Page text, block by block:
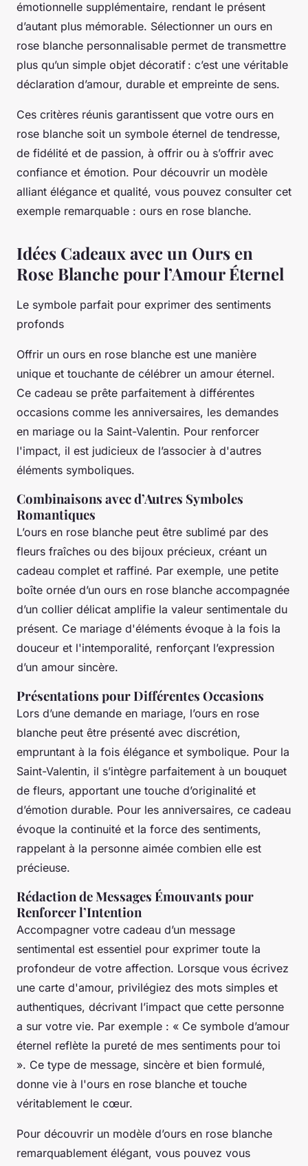
émotionnelle supplémentaire, rendant le présent
d’autant plus mémorable. Sélectionner un ours en
rose blanche personnalisable permet de transmettre
plus qu’un simple objet décoratif : c’est une véritable
déclaration d’amour, durable et empreinte de sens.
Ces critères réunis garantissent que votre ours en
rose blanche soit un symbole éternel de tendresse,
de fidélité et de passion, à offrir ou à s’offrir avec
confiance et émotion. Pour découvrir un modèle
alliant élégance et qualité, vous pouvez consulter cet
exemple remarquable : ours en rose blanche.
Idées Cadeaux avec un Ours en
Rose Blanche pour l’Amour Éternel
Le symbole parfait pour exprimer des sentiments
profonds
Offrir un ours en rose blanche est une manière
unique et touchante de célébrer un amour éternel.
Ce cadeau se prête parfaitement à différentes
occasions comme les anniversaires, les demandes
en mariage ou la Saint-Valentin. Pour renforcer
l'impact, il est judicieux de l’associer à d'autres
éléments symboliques.
Combinaisons avec d’Autres Symboles
Romantiques
L’ours en rose blanche peut être sublimé par des
fleurs fraîches ou des bijoux précieux, créant un
cadeau complet et raffiné. Par exemple, une petite
boîte ornée d’un ours en rose blanche accompagnée
d’un collier délicat amplifie la valeur sentimentale du
présent. Ce mariage d'éléments évoque à la fois la
douceur et l'intemporalité, renforçant l’expression
d’un amour sincère.
Présentations pour Différentes Occasions
Lors d’une demande en mariage, l’ours en rose
blanche peut être présenté avec discrétion,
empruntant à la fois élégance et symbolique. Pour la
Saint-Valentin, il s’intègre parfaitement à un bouquet
de fleurs, apportant une touche d’originalité et
d’émotion durable. Pour les anniversaires, ce cadeau
évoque la continuité et la force des sentiments,
rappelant à la personne aimée combien elle est
précieuse.
Rédaction de Messages Émouvants pour
Renforcer l’Intention
Accompagner votre cadeau d’un message
sentimental est essentiel pour exprimer toute la
profondeur de votre affection. Lorsque vous écrivez
une carte d'amour, privilégiez des mots simples et
authentiques, décrivant l’impact que cette personne
a sur votre vie. Par exemple : « Ce symbole d’amour
éternel reflète la pureté de mes sentiments pour toi
». Ce type de message, sincère et bien formulé,
donne vie à l'ours en rose blanche et touche
véritablement le cœur.
Pour découvrir un modèle d’ours en rose blanche
remarquablement élégant, vous pouvez vous